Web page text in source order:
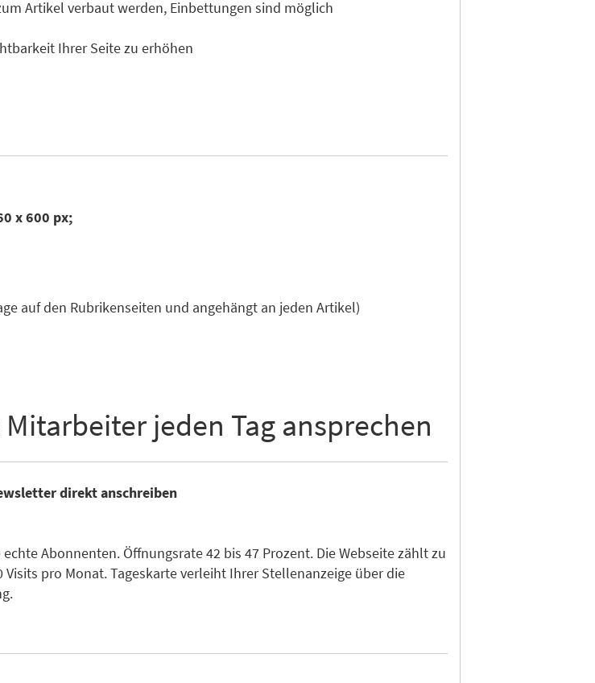
Artikel verbaut werden, Einbettungen sind möglich
Ihrer Seite zu erhöhen
x 600 px;
auf den Rubrikenseiten und angehängt an jeden Artikel)
jeden Tag ansprechen
direkt anschreiben
Abonnenten. Öffnungsrate 42 bis 47 Prozent. Die Webseite zählt zu
pro Monat. Tageskarte verleiht Ihrer Stellenanzeige über die